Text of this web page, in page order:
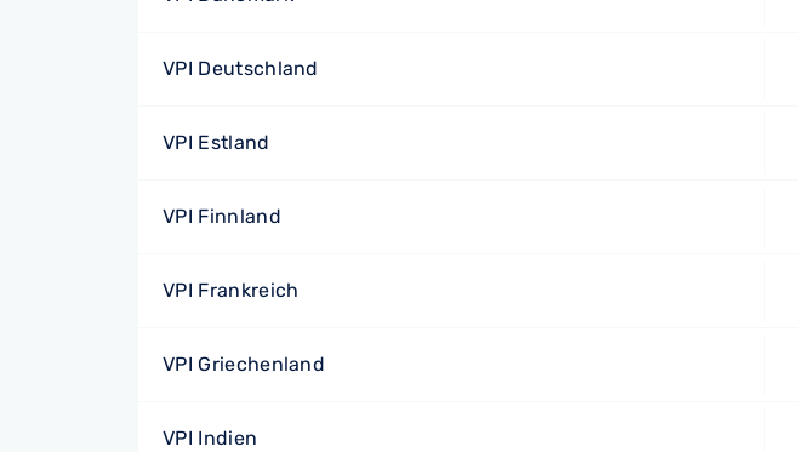
VPI Deutschland
VPI Estland
VPI Finnland
VPI Frankreich
VPI Griechenland
VPI Indien